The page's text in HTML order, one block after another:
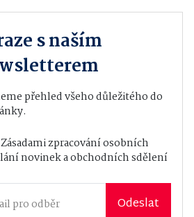
s naším
přehled všeho důležitého do
Zásadami zpracování osobních
novinek a obchodních sdělení
Odeslat